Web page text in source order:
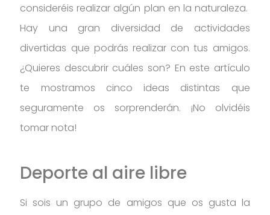
consideréis realizar algún plan en la naturaleza.
Hay una gran diversidad de actividades
divertidas que podrás realizar con tus amigos.
¿Quieres descubrir cuáles son? En este artículo
te mostramos cinco ideas distintas que
seguramente os sorprenderán. ¡No olvidéis
tomar nota!
Deporte al aire libre
Si sois un grupo de amigos que os gusta la